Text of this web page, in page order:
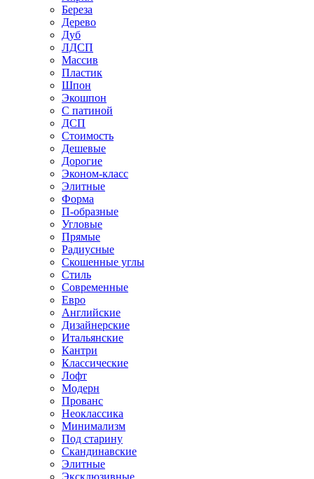
Береза
Дерево
Дуб
ЛДСП
Массив
Пластик
Шпон
Экошпон
С патиной
ДСП
Стоимость
Дешевые
Дорогие
Эконом-класс
Элитные
Форма
П-образные
Угловые
Прямые
Радиусные
Скошенные углы
Стиль
Современные
Евро
Английские
Дизайнерские
Итальянские
Кантри
Классические
Лофт
Модерн
Прованс
Неоклассика
Минимализм
Под старину
Скандинавские
Элитные
Эксклюзивные